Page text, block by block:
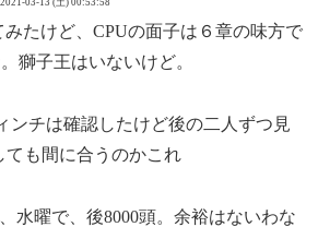
みたけど、CPUの面子は６章の味方で
獅子王はいないけど。
ンチは確認したけど後の二人ずつ見
も間に合うのかこれ
水曜で、後8000頭。余裕はないわな